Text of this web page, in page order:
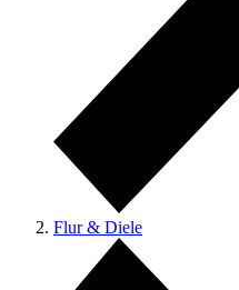
Flur & Diele